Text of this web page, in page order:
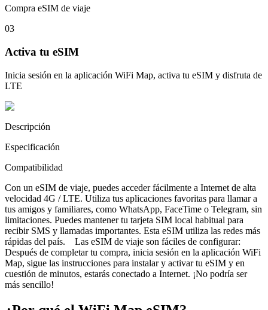
Compra eSIM de viaje
03
Activa tu eSIM
Inicia sesión en la aplicación WiFi Map, activa tu eSIM y disfruta de
LTE
Descripción
Especificación
Compatibilidad
Con un eSIM de viaje, puedes acceder fácilmente a Internet de alta
velocidad 4G / LTE. Utiliza tus aplicaciones favoritas para llamar a
tus amigos y familiares, como WhatsApp, FaceTime o Telegram, sin
limitaciones. Puedes mantener tu tarjeta SIM local habitual para
recibir SMS y llamadas importantes. Esta eSIM utiliza las redes más
rápidas del país. Las eSIM de viaje son fáciles de configurar:
Después de completar tu compra, inicia sesión en la aplicación WiFi
Map, sigue las instrucciones para instalar y activar tu eSIM y en
cuestión de minutos, estarás conectado a Internet. ¡No podría ser
más sencillo!